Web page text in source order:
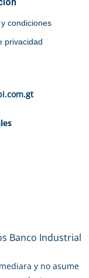
condiciones
privacidad
Banco Industrial
y no asume